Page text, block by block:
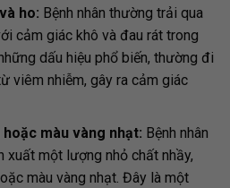
ho: Bệnh nhân thường trải qua
cảm giác khô và đau rát trong
dấu hiệu phổ biến, thường đi
viêm nhiễm, gây ra cảm giác
màu vàng nhạt: Bệnh nhân
xuất một lượng nhỏ chất nhầy,
màu vàng nhạt. Đây là một